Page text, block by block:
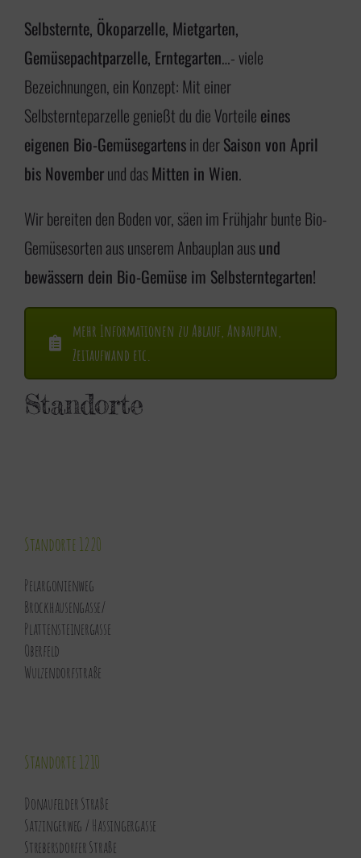
Selbsternte, Ökoparzelle, Mietgarten,
Gemüsepachtparzelle, Erntegarten…- viele
Bezeichnungen, ein Konzept: Mit einer
Selbsternteparzelle genießt du die Vorteile eines
eigenen Bio-Gemüsegartensin derSaison von April
bis Novemberund dasMitten in Wien.
Wir bereiten den Boden vor, säen im Frühjahr bunte Bio-
Gemüsesorten aus unserem Anbauplan ausund
bewässern dein Bio-Gemüse im Selbsterntegarten!
mehr Informationen zu Ablauf, Anbauplan,
Zeitaufwand etc.
Standorte
Standorte 1220
Pelargonienweg
Brockhausengasse/
Plattensteinergasse
Oberfeld
Wulzendorfstraße
Standorte 1210
Donaufelder Straße
Satzingerweg / Hassingergasse
Strebersdorfer Straße